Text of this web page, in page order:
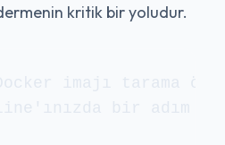
kritik bir yoludur.